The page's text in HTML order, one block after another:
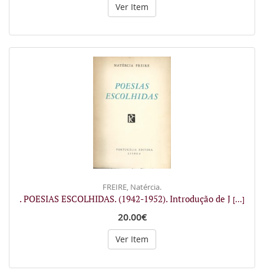
Ver Item
FREIRE, Natércia.
. POESIAS ESCOLHIDAS. (1942-1952). Introdução de J [...]
20.00€
Ver Item